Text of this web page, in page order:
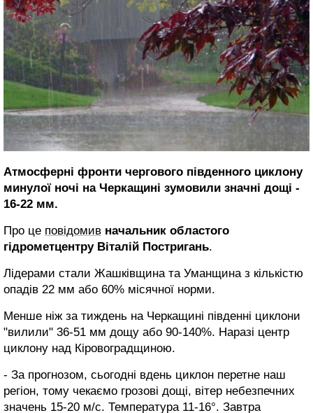
Атмосферні фронти чергового південного циклону
минулої ночі на Черкащині зумовили значні дощі -
16-22 мм.
Про це повідомив начальник областого
гідрометцентру Віталій Постригань.
Лідерами стали Жашківщина та Уманщина з кількістю
опадів 22 мм або 60% місячної норми.
Менше ніж за тиждень на Черкащині південні циклони
"вилили" 36-51 мм дощу або 90-140%. Наразі центр
циклону над Кіровоградщиною.
- За прогнозом, сьогодні вдень циклон перетне наш
регіон, тому чекаємо грозові дощі, вітер небезпечних
значень 15-20 м/с. Температура 11-16°. Завтра